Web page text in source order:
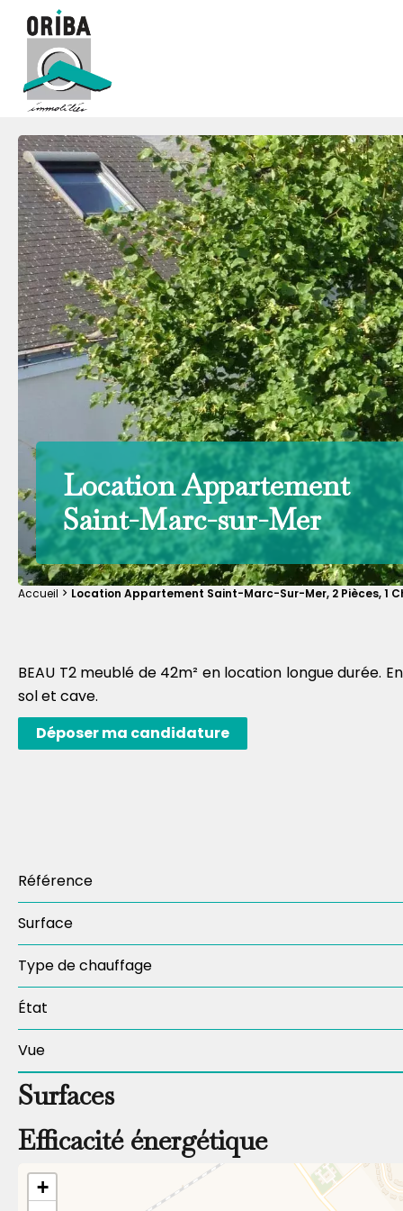
Location Appartement
Saint-Marc-sur-Mer
Accueil Location Appartement Saint-Marc-Sur-Mer, 2 Pièces, 1
BEAU T2 meublé de 42m² en location longue durée.
sol et cave.
Déposer ma candidature
Référence
Surface
Type de chauffage
État
Vue
Surfaces
Efficacité énergétique
+